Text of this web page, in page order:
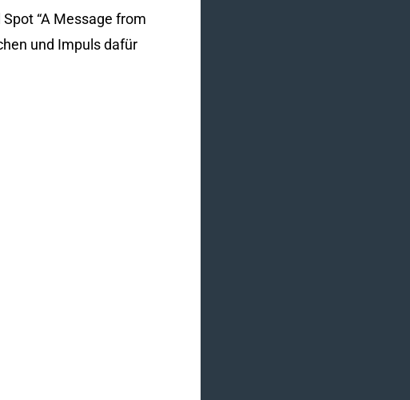
“A Message from
und Impuls dafür